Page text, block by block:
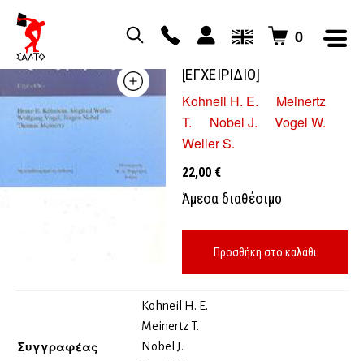
0
[ΕΓΧΕΙΡΙΔΙΟ]
Kohneil H. E.
Meinertz
T.
Nobel J.
Vogel W.
Weller S.
22,00 €
Άμεσα διαθέσιμο
Προσθήκη στο καλάθι
Συγγραφέας
Kohneil H. E.
Meinertz T.
Nobel J.